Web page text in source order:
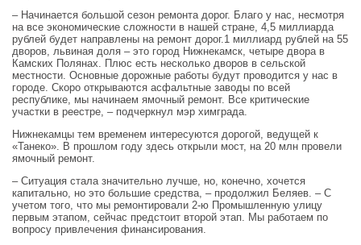
– Начинается большой сезон ремонта дорог. Благо у нас, несмотря
на все экономические сложности в нашей стране, 4,5 миллиарда
рублей будет направлены на ремонт дорог.1 миллиард рублей на 55
дворов, львиная доля – это город Нижнекамск, четыре двора в
Камских Полянах. Плюс есть несколько дворов в сельской
местности. Основные дорожные работы будут проводится у нас в
городе. Скоро открываются асфальтные заводы по всей
республике, мы начинаем ямочный ремонт. Все критические
участки в реестре, – подчеркнул мэр химграда.
Нижнекамцы тем временем интересуются дорогой, ведущей к
«Танеко». В прошлом году здесь открыли мост, на 20 млн провели
ямочный ремонт.
– Ситуация стала значительно лучше, но, конечно, хочется
капитально, но это большие средства, – продолжил Беляев. – С
учетом того, что мы ремонтировали 2-ю Промышленную улицу
первым этапом, сейчас предстоит второй этап. Мы работаем по
вопросу привлечения финансирования.